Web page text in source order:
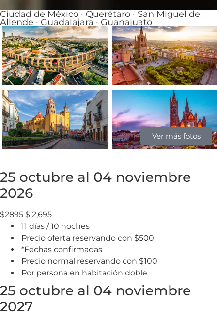
Ciudad de México · Querétaro · San Miguel de
Allende · Guadalajara · Guanajuato
Ver más fotos
25 octubre al 04 noviembre
2026
$2895 $ 2,695
11 días / 10 noches
Precio oferta reservando con $500
*Fechas confirmadas
Precio normal reservando con $100
Por persona en habitación doble
25 octubre al 04 noviembre
2027